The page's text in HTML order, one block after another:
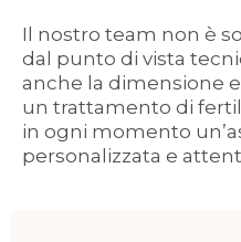
Il nostro team non è
dal punto di vista
anche la dimensione
un trattamento di
in ogni momento
personalizzata e